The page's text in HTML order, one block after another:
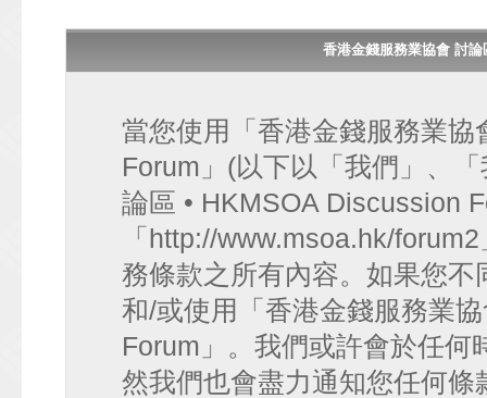
香港金錢服務業協會 討
當您使用「香港金錢服務業
Forum」(以下以「我們」、
論區 • HKMSOA Discussion
「http://www.msoa.hk/
務條款之所有內容。如果您
和/或使用「香港金錢服務業
Forum」。我們或許會於任何
然我們也會盡力通知您任何